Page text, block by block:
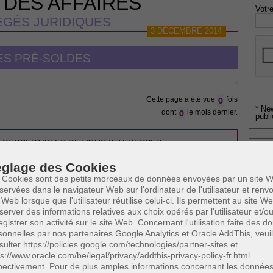
des Cookies
Cookies sont des petits morceaux de données envoyées par un site
dans le navigateur Web sur l'ordinateur de l'utilisateur et
lorsque que l'utilisateur réutilise celui-ci. Ils permettent au site
des informations relatives aux choix opérés par l'utilisateur et/
son activité sur le site Web. Concernant l'utilisation faite des
par nos partenaires Google Analytics et Oracle AddThis,
https://policies.google.com/technologies/partner-sites et
www.oracle.com/be/legal/privacy/addthis-privacy-policy-fr.html
Pour de plus amples informations concernant les données
JURIDIQUES
3 DÉCEMBRE 2014
PRÉ-SOLDES
Cette page a été vue 0 fois
dont 0 le mois dernier.
DE VOUS INTERESSER:
la protection des données à caractère personnel
*